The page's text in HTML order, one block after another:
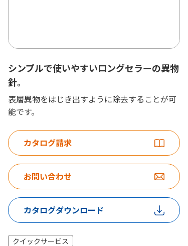
シンプルで使いやすいロングセラーの異物
針。
表層異物をはじき出すように除去することが可
能です。
カタログ請求
お問い合わせ
カタログダウンロード
クイックサービス